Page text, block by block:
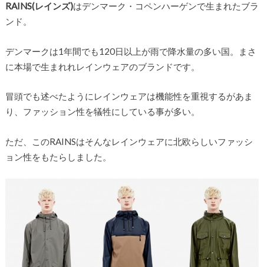
RAINS(レインズ)はデンマーク・コペンハーゲンで生まれたブラ
ンド。
デンマークは1年間でも120日以上が雨で降水量の多い国。まさ
に本場で生まれれレインウェアのブランドです。
冒頭でも述べたようにレインウェアは機能性を重視するがあま
り、ファッション性を犠牲にしている事が多い。
ただ、このRAINSはそんなレインウェアに北欧らしいファッシ
ョン性をもたらしました。